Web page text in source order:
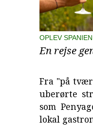
OPLEV SPANIEN
En rejse
Fra "på
uberørte
som
lokal